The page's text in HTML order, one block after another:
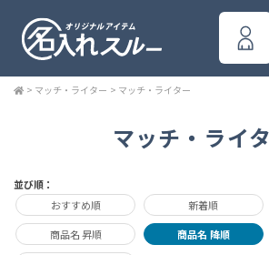
> マッチ・ライター > マッチ・ライター
マッチ・ライ
並び順：
おすすめ順
新着順
商品名 昇順 商品名 降順